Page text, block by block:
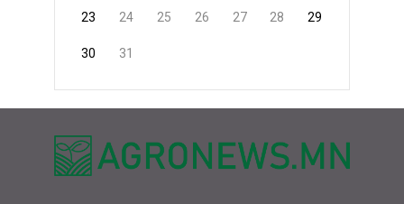
23 24 25 26 27 28 29
30 31